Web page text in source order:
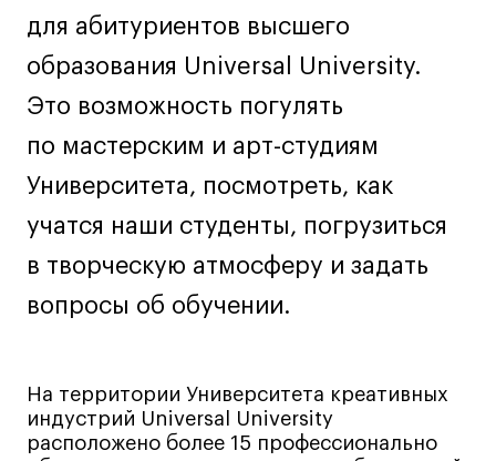
Иллюстрация
Интерьер
Лайфстайл
Навыки предпринимателя и управленца
Онлайн
Фотография
Очно + онлайн
Техникум
для абитуриентов высшего
образования Universal University.
Это возможность погулять
по мастерским и арт-студиям
Университета, посмотреть, как
учатся наши студенты, погрузиться
в творческую атмосферу и задать
вопросы об обучении.
На территории Университета креативных
индустрий Universal University
расположено более 15 профессионально